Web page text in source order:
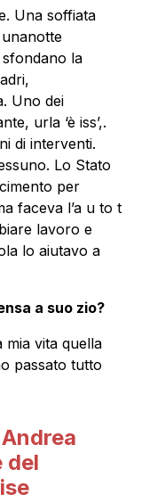
Una soffiata
la
Uno dei
urla ‘è iss’,.
di interventi.
Lo Stato
per
faceva l’a u to t
lavoro e
lo aiutavo a
a suo zio?
mia vita quella
passato tutto
Andrea
del